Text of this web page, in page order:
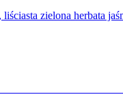
zielona herbata